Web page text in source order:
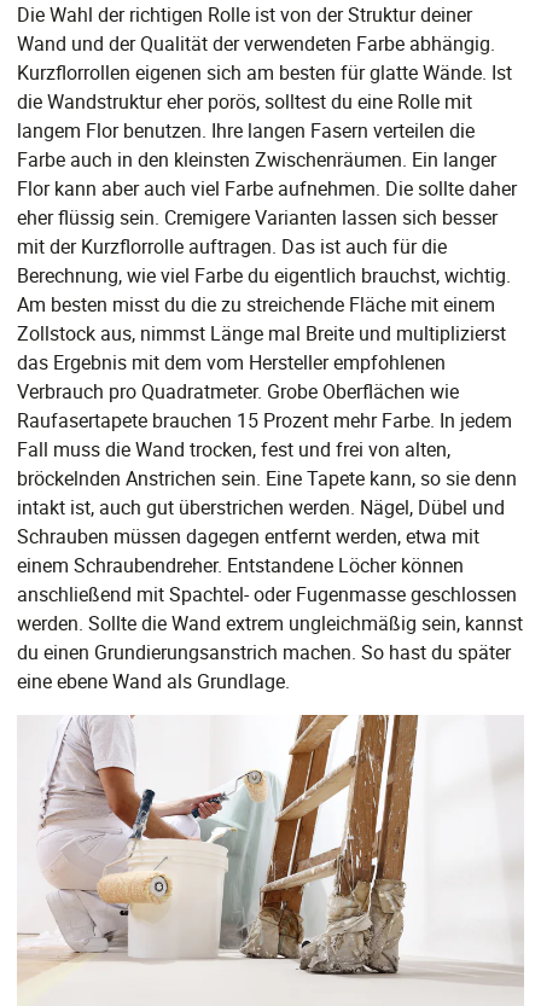
Die Wahl der richtigen Rolle ist von der Struktur deiner
Wand und der Qualität der verwendeten Farbe abhängig.
Kurzflorrollen eigenen sich am besten für glatte Wände. Ist
die Wandstruktur eher porös, solltest du eine Rolle mit
langem Flor benutzen. Ihre langen Fasern verteilen die
Farbe auch in den kleinsten Zwischenräumen. Ein langer
Flor kann aber auch viel Farbe aufnehmen. Die sollte daher
eher flüssig sein. Cremigere Varianten lassen sich besser
mit der Kurzflorrolle auftragen. Das ist auch für die
Berechnung, wie viel Farbe du eigentlich brauchst, wichtig.
Am besten misst du die zu streichende Fläche mit einem
Zollstock aus, nimmst Länge mal Breite und multiplizierst
das Ergebnis mit dem vom Hersteller empfohlenen
Verbrauch pro Quadratmeter. Grobe Oberflächen wie
Raufasertapete brauchen 15 Prozent mehr Farbe. In jedem
Fall muss die Wand trocken, fest und frei von alten,
bröckelnden Anstrichen sein. Eine Tapete kann, so sie denn
intakt ist, auch gut überstrichen werden. Nägel, Dübel und
Schrauben müssen dagegen entfernt werden, etwa mit
einem Schraubendreher. Entstandene Löcher können
anschließend mit Spachtel- oder Fugenmasse geschlossen
werden. Sollte die Wand extrem ungleichmäßig sein, kannst
du einen Grundierungsanstrich machen. So hast du später
eine ebene Wand als Grundlage.